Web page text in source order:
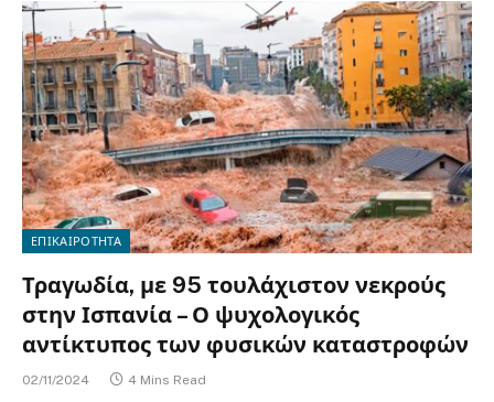
ΕΠΙΚΑΙΡΟΤΗΤΑ
Τραγωδία, με 95 τουλάχιστον νεκρούς
στην Ισπανία – Ο ψυχολογικός
αντίκτυπος των φυσικών καταστροφών
02/11/2024 4 Mins Read